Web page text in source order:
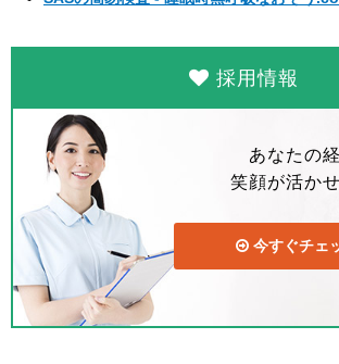
採用情報
あなたの
笑顔が活か
今すぐチェ